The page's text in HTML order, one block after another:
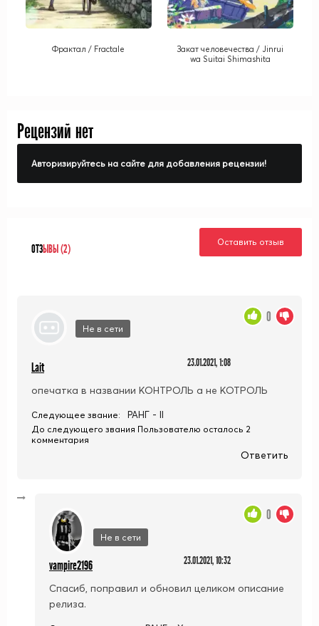
Фрактал / Fractale
Закат человечества / Jinrui
wa Suitai Shimashita
Рецензий нет
Авторизируйтесь на сайте для добавления рецензии!
ОТЗЫВЫ (2)
Оставить отзыв
Не в сети
Lait 23.01.2021, 1:08
опечатка в названии КОНТРОЛЬ а не КОТРОЛЬ
0
Следующее звание: РАНГ - II
До следующего звания Пользователю осталось 2
комментария
Ответить
Не в сети
vampire2196 23.01.2021, 10:32
Спасиб, поправил и обновил целиком описание
релиза.
0